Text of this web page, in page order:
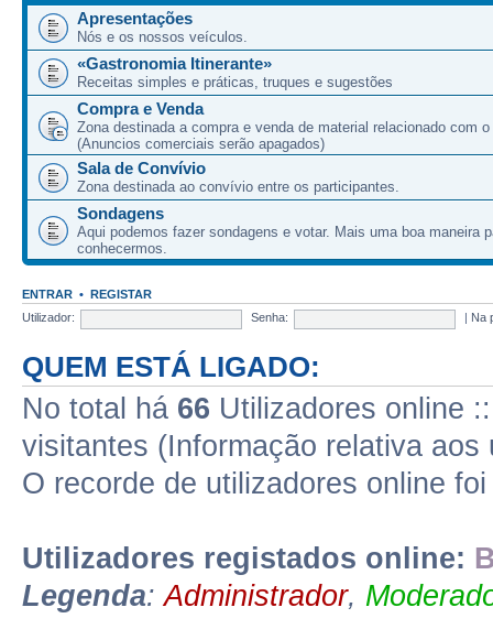
Apresentações
Nós e os nossos veículos.
«Gastronomia Itinerante»
Receitas simples e práticas, truques e sugestões
Compra e Venda
Zona destinada a compra e venda de material relacionado com
(Anuncios comerciais serão apagados)
Sala de Convívio
Zona destinada ao convívio entre os participantes.
Sondagens
Aqui podemos fazer sondagens e votar. Mais uma boa maneira
conhecermos.
ENTRAR • REGISTAR
Utilizador:
Senha: Na
QUEM ESTÁ LIGADO:
No total há 66 Utilizadores online
visitantes (Informação relativa
O recorde de utilizadores online
Utilizadores registados online:
Legenda:Administrador,